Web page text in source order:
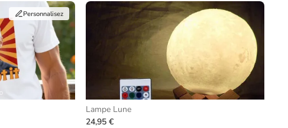
Personnalisez
Lampe Lune
24,95 €